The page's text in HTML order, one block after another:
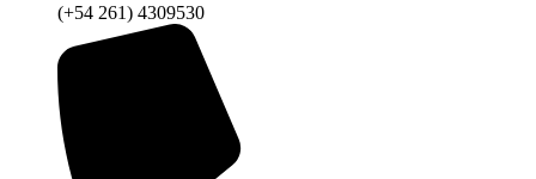
(+54 261) 4309530